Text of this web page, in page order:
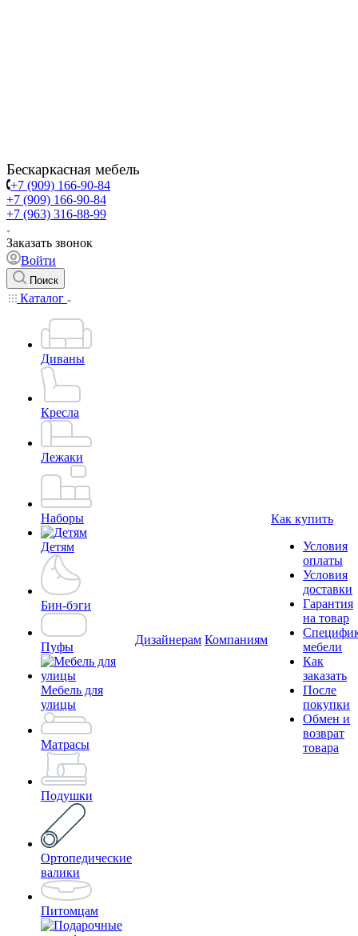
Бескаркасная мебель
+7 (909) 166-90-84
+7 (909) 166-90-84
+7 (963) 316-88-99
Заказать звонок
Войти
Поиск
Каталог
Диваны
Кресла
Лежаки
Наборы
Детям
Бин-бэги
Пуфы
Мебель для
улицы
Матрасы
Подушки
Ортопедические
валики
Питомцам
Дизайнерам Компаниям
Как купить
Условия
оплаты
Условия
доставки
Гарантия
на товар
мебели
Как
заказать
После
покупки
Обмен и
возврат
товара